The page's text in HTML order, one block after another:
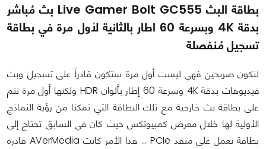
بطاقة البث Live Gamer Bolt GC555 بث مُباشر
بدقة 4K وبسرعة 60 اطار بالثانية لأول مرة في بطاقة
تسجيل مُنفصلة
لنكون صريحين فهي ليست أول مرة ستكون قادراً على تسجيل وبث
فيديوهات بدقة 4K وسرعة 60 إطار بألوان HDR ولكنها أول مرة تتم
على بطاقة بث خارجية مع تلك البطاقة التي تمكنا من رؤية النماذج
الأولية لها خلال معرض كمبيوتكس حيث كان في السابق تحتاج إلى
بطاقة تعمل على منفذ PCIe ... هذا الأمر كانت AVerMedia قادرة